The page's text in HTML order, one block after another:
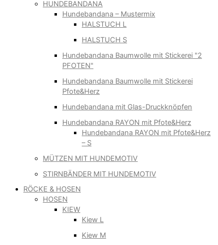
HUNDEBANDANA
Hundebandana – Mustermix
HALSTUCH L
HALSTUCH S
Hundebandana Baumwolle mit Stickerei "2
PFOTEN"
Hundebandana Baumwolle mit Stickerei
Pfote&Herz
Hundebandana mit Glas-Druckknöpfen
Hundebandana RAYON mit Pfote&Herz
Hundebandana RAYON mit Pfote&Herz
– S
MÜTZEN MIT HUNDEMOTIV
STIRNBÄNDER MIT HUNDEMOTIV
RÖCKE & HOSEN
HOSEN
KIEW
Kiew L
Kiew M